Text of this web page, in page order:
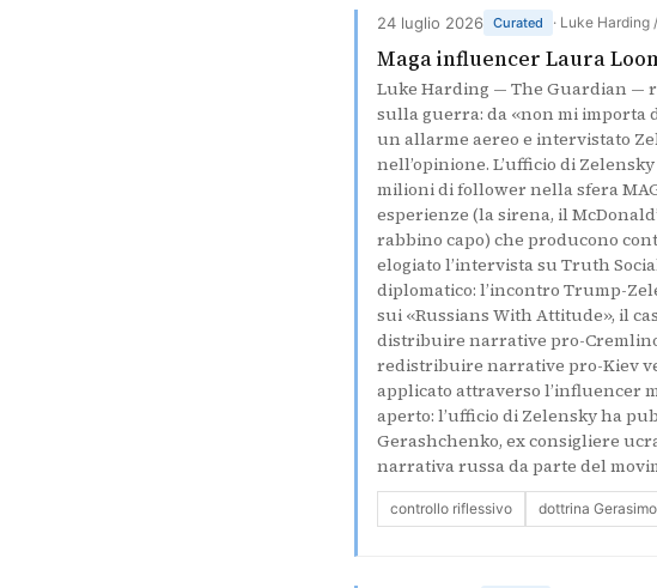
24 luglio 2026 Curated · Luke Harding
Maga influencer Laura
Luke Harding — The Guardian —
sulla guerra: da «non mi importa
un allarme aereo e intervistato
nell’opinione. L’ufficio di
milioni di follower nella sfera
esperienze (la sirena, il
rabbino capo) che producono
elogiato l’intervista su Truth
diplomatico: l’incontro Trump-
sui «Russians With Attitude», il
distribuire narrative pro-Cremlino
redistribuire narrative pro-Kiev
applicato attraverso l’influencer
aperto: l’ufficio di Zelensky ha
Gerashchenko, ex consigliere
narrativa russa da parte del
controllo riflessivo dottrina